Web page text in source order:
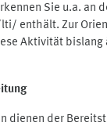
Sie u.a. an
enthält. Zur
Aktivität bislang
dienen der